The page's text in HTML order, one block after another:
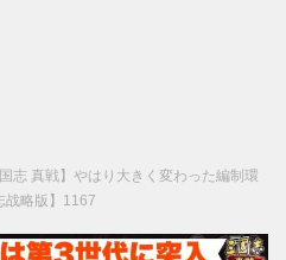
国志 真戦】やはり大きく変わった編制環
战略版】1167